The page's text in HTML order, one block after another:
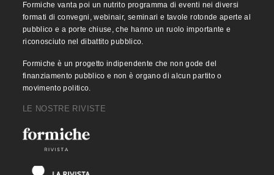
Formiche vanta poi un nutrito programma di eventi nei diversi
formati di convegni, webinair, seminari e tavole rotonde aperte al
pubblico e a porte chiuse, che hanno un ruolo importante e
riconosciuto nel dibattito pubblico.
Formiche è un progetto indipendente che non gode del
finanziamento pubblico e non è organo di alcun partito o
movimento politico.
LE NOSTRE RIVISTE